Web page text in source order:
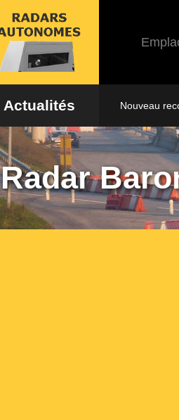
Actualités Nouveau
Radar